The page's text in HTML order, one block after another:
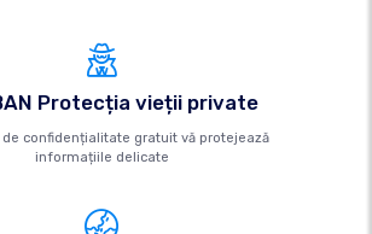
Protecția vieții private
confidențialitate gratuit vă protejează
informațiile delicate